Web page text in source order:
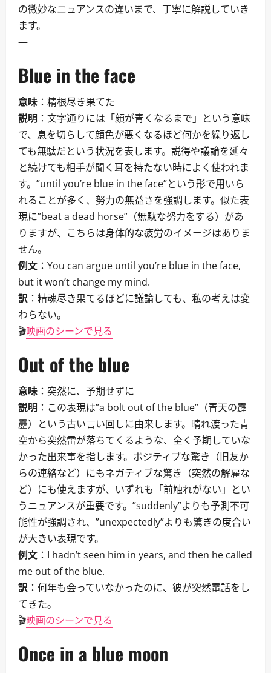
の微妙なニュアンスの違いまで、丁寧に解説していき
ます。
—
Blue in the face
意味 ：精根尽き果てた
説明 ：文字通りには「顔が青くなるまで」という意味
で、息を切らして顔色が悪くなるほど何かを繰り返し
ても無駄だという状況を表します。説得や議論を延々
と続けても相手が聞く耳を持たない時によく使われま
す。”until you’re blue in the face”という形で用いら
れることが多く、努力の無益さを強調します。似た表
現に”beat a dead horse”（無駄な努力をする）があ
りますが、こちらは身体的な疲労のイメージはありま
せん。
例文 ：You can argue until you’re blue in the face,
but it won’t change my mind.
訳 ：精魂尽き果てるほどに議論しても、私の考えは変
わらない。
🎬映画のシーンで見る
Out of the blue
意味 ：突然に、予期せずに
説明 ：この表現は”a bolt out of the blue”（青天の霹
靂）という古い言い回しに由来します。晴れ渡った青
空から突然雷が落ちてくるような、全く予期していな
かった出来事を指します。ポジティブな驚き（旧友か
らの連絡など）にもネガティブな驚き（突然の解雇な
ど）にも使えますが、いずれも「前触れがない」とい
うニュアンスが重要です。”suddenly”よりも予測不可
能性が強調され、”unexpectedly”よりも驚きの度合い
が大きい表現です。
例文 ：I hadn’t seen him in years, and then he called
me out of the blue.
訳 ：何年も会っていなかったのに、彼が突然電話をし
てきた。
🎬映画のシーンで見る
Once in a blue moon